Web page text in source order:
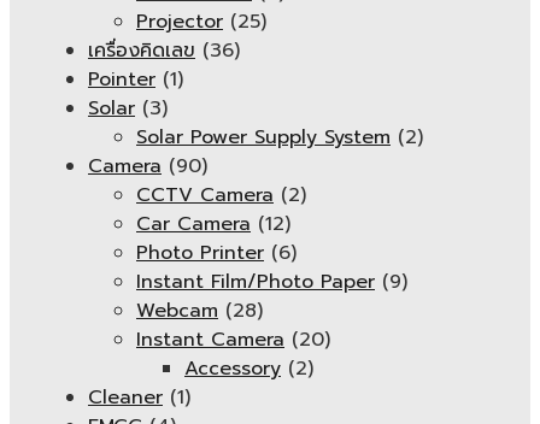
Projector (25)
เครื่องคิดเลข (36)
Pointer (1)
Solar (3)
Solar Power Supply System (2)
Camera (90)
CCTV Camera (2)
Car Camera (12)
Photo Printer (6)
Instant Film/Photo Paper (9)
Webcam (28)
Instant Camera (20)
Accessory (2)
Cleaner (1)